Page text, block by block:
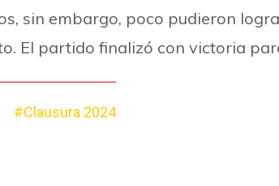
sin embargo, poco pudieron
El partido finalizó con victoria
#Clausura 2024